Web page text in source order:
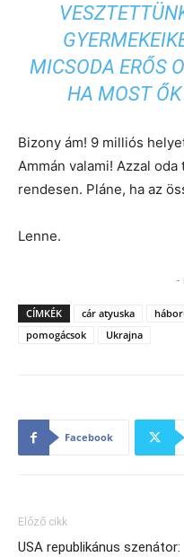
MICSODA ERŐS
HA MOST
Bizony ám! 9 milliós
Ammán valami! Azzal
rendesen. Pláne, ha az
Lenne.
-
CÍMKÉK cár atyuska
pomogácsok
Ukrajna
Facebook
Előző cikk
USA republikánus szenátor: